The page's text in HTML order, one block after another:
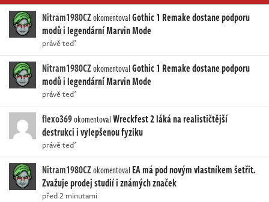
Nitram1980CZokomentovalGothic 1 Remake dostane podporu
modů i legendární Marvin Mode
právě teď
Nitram1980CZokomentovalGothic 1 Remake dostane podporu
modů i legendární Marvin Mode
právě teď
flexo369okomentovalWreckfest 2 láká na realističtější
destrukci i vylepšenou fyziku
právě teď
Nitram1980CZokomentoval EA má pod novým vlastníkem šetřit.
Zvažuje prodej studií i známých značek
před 2 minutami